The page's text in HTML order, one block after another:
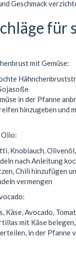
Geschmack
für
mit Gemüse:
in der Pfanne
hinzugeben und
Knoblauch,
nach Anleitung
Chili hinzufügen
vermengen
Käse, Avocado,
mit Käse
in der Pfanne